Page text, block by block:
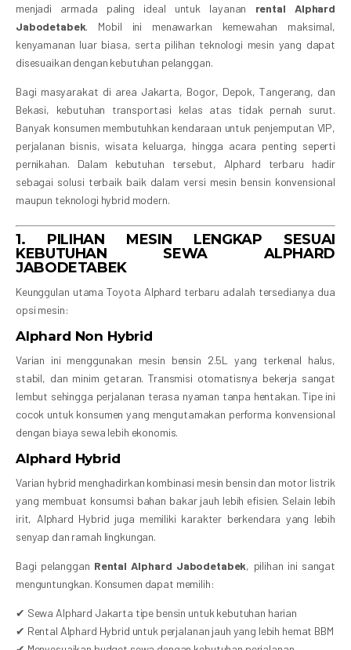
menjadi armada paling ideal untuk layanan rental Alphard
Jabodetabek. Mobil ini menawarkan kemewahan maksimal,
kenyamanan luar biasa, serta pilihan teknologi mesin yang dapat
disesuaikan dengan kebutuhan pelanggan.
Bagi masyarakat di area Jakarta, Bogor, Depok, Tangerang, dan
Bekasi, kebutuhan transportasi kelas atas tidak pernah surut.
Banyak konsumen membutuhkan kendaraan untuk penjemputan VIP,
perjalanan bisnis, wisata keluarga, hingga acara penting seperti
pernikahan. Dalam kebutuhan tersebut, Alphard terbaru hadir
sebagai solusi terbaik baik dalam versi mesin bensin konvensional
maupun teknologi hybrid modern.
1. PILIHAN MESIN LENGKAP SESUAI
KEBUTUHAN SEWA ALPHARD
JABODETABEK
Keunggulan utama Toyota Alphard terbaru adalah tersedianya dua
opsi mesin:
Alphard Non Hybrid
Varian ini menggunakan mesin bensin 2.5L yang terkenal halus,
stabil, dan minim getaran. Transmisi otomatisnya bekerja sangat
lembut sehingga perjalanan terasa nyaman tanpa hentakan. Tipe ini
cocok untuk konsumen yang mengutamakan performa konvensional
dengan biaya sewa lebih ekonomis.
Alphard Hybrid
Varian hybrid menghadirkan kombinasi mesin bensin dan motor listrik
yang membuat konsumsi bahan bakar jauh lebih efisien. Selain lebih
irit, Alphard Hybrid juga memiliki karakter berkendara yang lebih
senyap dan ramah lingkungan.
Bagi pelanggan Rental Alphard Jabodetabek, pilihan ini sangat
menguntungkan. Konsumen dapat memilih:
✔ Sewa Alphard Jakarta tipe bensin untuk kebutuhan harian
✔ Rental Alphard Hybrid untuk perjalanan jauh yang lebih hemat BBM